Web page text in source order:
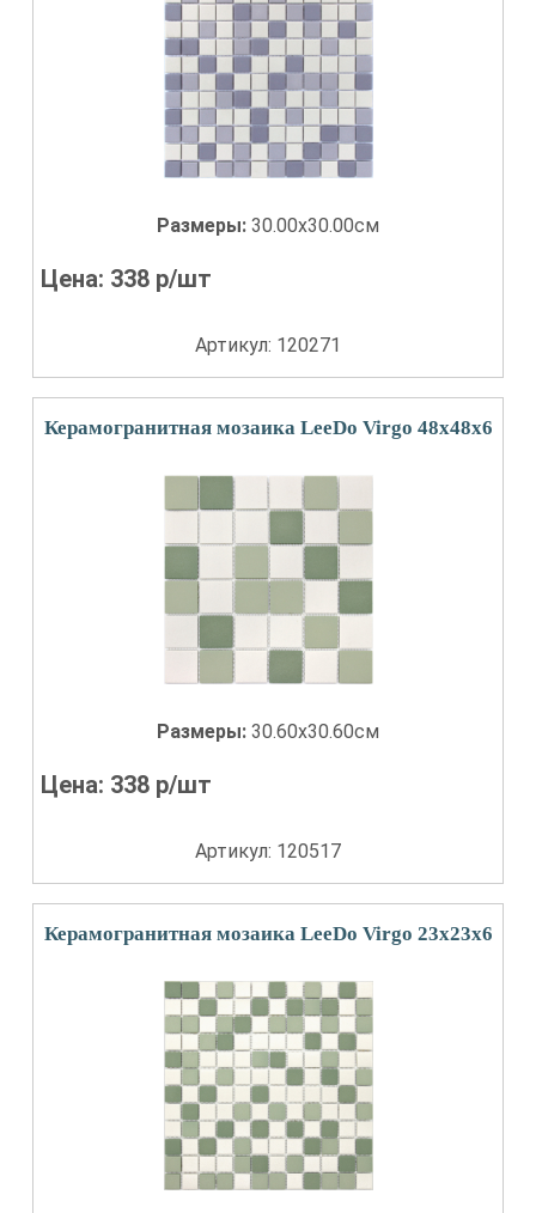
Размеры: 30.00x30.00см
Цена: 338 р/шт
Артикул: 120271
Керамогранитная мозаика LeeDo Virgo 48x48x6
Размеры: 30.60x30.60см
Цена: 338 р/шт
Артикул: 120517
Керамогранитная мозаика LeeDo Virgo 23x23x6